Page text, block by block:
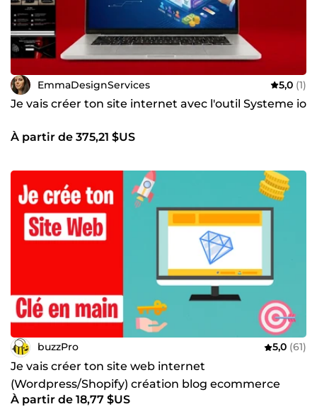
EmmaDesignServices 5,0 (1)
Je vais créer ton site internet avec l'outil Systeme io
À partir de 375,21 $US
buzzPro 5,0 (61)
Je vais créer ton site web internet
(Wordpress/Shopify) création blog ecommerce
vitrine SEO
À partir de 18,77 $US